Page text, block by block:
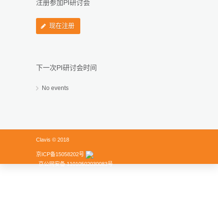
注册参加PI研讨会
现在注册
下一次PI研讨会时间
No events
Clavis © 2018
京ICP备15058202号
京公网安备 11010502030083号